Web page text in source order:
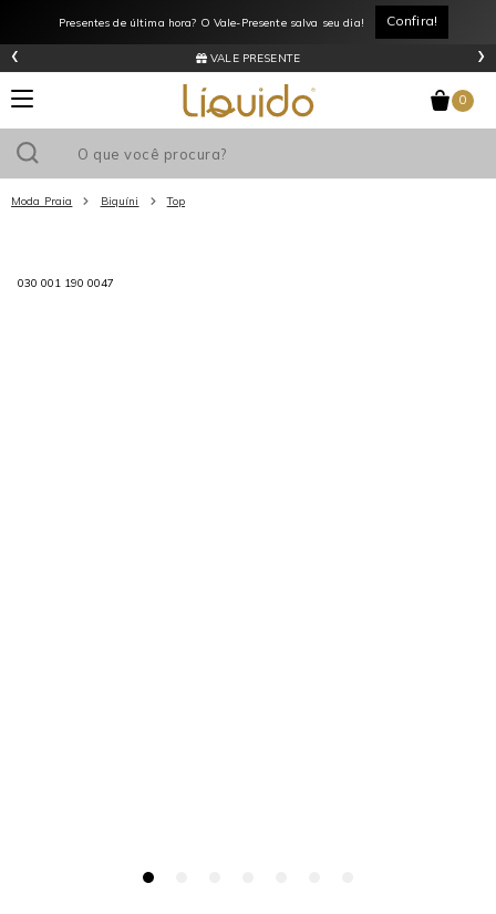
Presentes de última hora? O Vale-Presente salva seu dia! Confira!
VALE PRESENTE
‹ ›
0
Moda Praia Biquíni Top
030 001 190 0047